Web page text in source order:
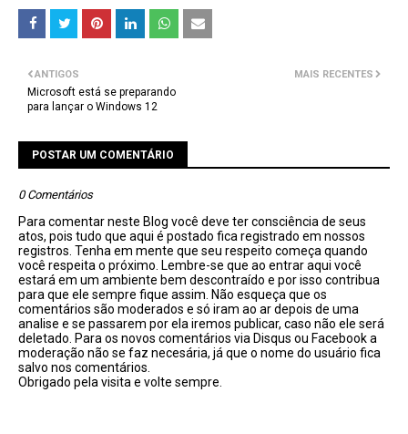
MAIS RECENTES
ANTIGOS
Microsoft está se preparando
para lançar o Windows 12
POSTAR UM COMENTÁRIO
0 Comentários
Para comentar neste Blog você deve ter consciência de seus
atos, pois tudo que aqui é postado fica registrado em nossos
registros. Tenha em mente que seu respeito começa quando
você respeita o próximo. Lembre-se que ao entrar aqui você
estará em um ambiente bem descontraído e por isso contribua
para que ele sempre fique assim. Não esqueça que os
comentários são moderados e só iram ao ar depois de uma
analise e se passarem por ela iremos publicar, caso não ele será
deletado. Para os novos comentários via Disqus ou Facebook a
moderação não se faz necesária, já que o nome do usuário fica
salvo nos comentários.
Obrigado pela visita e volte sempre.